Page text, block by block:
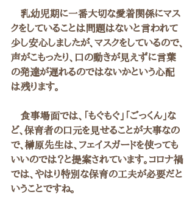
乳幼児期に一番大切な愛着関係にマス
クをしていることは問題はないと言われて
少し安心しましたが、マスクをしているので、
声がこもったり、口の動きが見えずに言葉
の発達が遅れるのではないかという心配
は残ります。
食事場面では、「もぐもぐ」「ごっくん」な
ど、保育者の口元を見せることが大事なの
で、榊原先生は、フェイスガードを使っても
いいのでは？と提案されています。コロナ禍
では、やはり特別な保育の工夫が必要だと
いうことですね。